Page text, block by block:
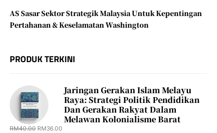
AS Sasar Sektor Strategik Malaysia Untuk Kepentingan
Pertahanan & Keselamatan Washington
PRODUK TERKINI
Jaringan Gerakan Islam Melayu
Raya: Strategi Politik Pendidikan
Dan Gerakan Rakyat Dalam
Melawan Kolonialisme Barat
RM40.00 RM36.00